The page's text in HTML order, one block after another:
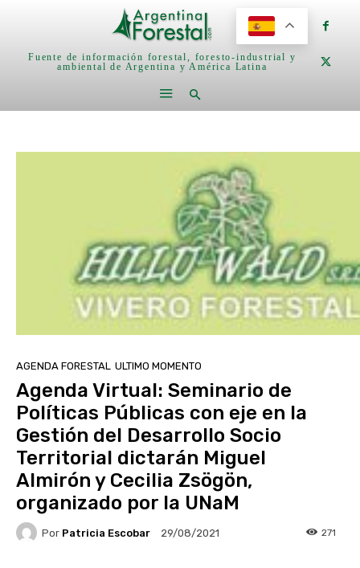
Fuente de información forestal, foresto-industrial y
ambiental de Argentina y América Latina
AGENDA FORESTAL ULTIMO MOMENTO
Agenda Virtual: Seminario de
Políticas Públicas con eje en la
Gestión del Desarrollo Socio
Territorial dictarán Miguel
Almirón y Cecilia Zsögön,
organizado por la UNaM
Por Patricia Escobar 29/08/2021 271